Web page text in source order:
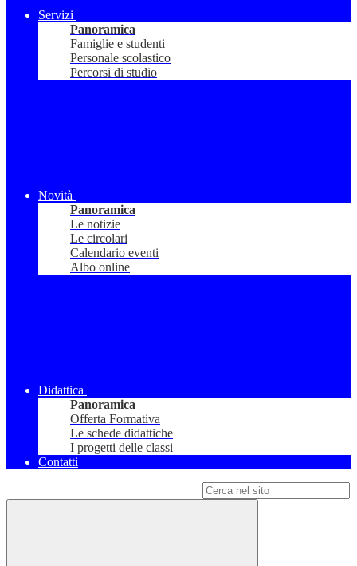
Servizi
Panoramica
Famiglie e studenti
Personale scolastico
Percorsi di studio
Novità
Panoramica
Le notizie
Le circolari
Calendario eventi
Albo online
Didattica
Panoramica
Offerta Formativa
Le schede didattiche
I progetti delle classi
Contatti